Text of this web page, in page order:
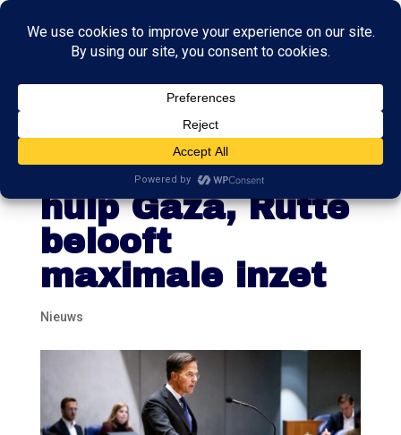
Tweede Kamer
wil humanitaire
hulp Gaza, Rutte
belooft
maximale inzet
Nieuws